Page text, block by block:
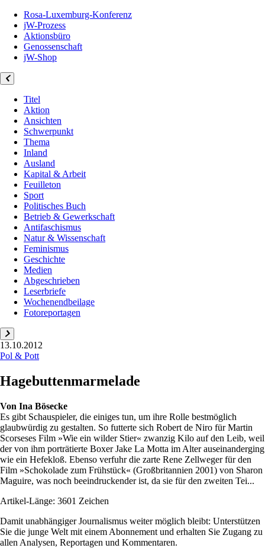
Rosa-Luxemburg-Konferenz
jW-Prozess
Aktionsbüro
Genossenschaft
jW-Shop
Titel
Aktion
Ansichten
Schwerpunkt
Thema
Inland
Ausland
Kapital & Arbeit
Feuilleton
Sport
Politisches Buch
Betrieb & Gewerkschaft
Antifaschismus
Natur & Wissenschaft
Feminismus
Geschichte
Medien
Abgeschrieben
Leserbriefe
Wochenendbeilage
Fotoreportagen
13.10.2012
Pol & Pott
Hagebuttenmarmelade
Von Ina Bösecke
Es gibt Schauspieler, die einiges tun, um ihre Rolle bestmöglich
glaubwürdig zu gestalten. So futterte sich Robert de Niro für Martin
Scorseses Film »Wie ein wilder Stier« zwanzig Kilo auf den Leib, weil
der von ihm porträtierte Boxer Jake La Motta im Alter auseinanderging
wie ein Hefekloß. Ebenso verfuhr die zarte Rene Zellweger für den
Film »Schokolade zum Frühstück« (Großbritannien 2001) von Sharon
Maguire, was noch beeindruckender ist, da sie für den zweiten Tei...
Artikel-Länge: 3601 Zeichen
Damit unabhängiger Journalismus weiter möglich bleibt: Unterstützen
Sie die junge Welt mit einem Abonnement und erhalten Sie Zugang zu
allen Analysen, Reportagen und Kommentaren.